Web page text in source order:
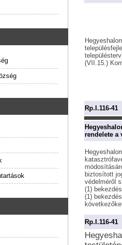
(VII.15.)
Rp.I.116-41
rendelete a
biztosított
védelméről
(1)
(1)
Rp.I.116-41